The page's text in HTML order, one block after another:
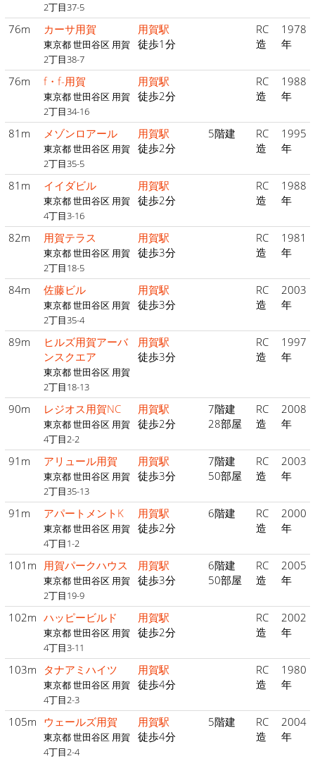
2丁目37-5
76m カーサ用賀
東京都 世田谷区 用賀
2丁目38-7
用賀駅
徒歩1分
RC
造
1978
年
76m f・f-用賀
東京都 世田谷区 用賀
2丁目34-16
用賀駅
徒歩2分
RC
造
1988
年
81m メゾンロアール
東京都 世田谷区 用賀
2丁目35-5
用賀駅
徒歩2分
5階建
RC
造
1995
年
81m イイダビル
東京都 世田谷区 用賀
4丁目3-16
用賀駅
徒歩2分
RC
造
1988
年
82m 用賀テラス
東京都 世田谷区 用賀
2丁目18-5
用賀駅
徒歩3分
RC
造
1981
年
84m 佐藤ビル
東京都 世田谷区 用賀
2丁目35-4
用賀駅
徒歩3分
RC
造
2003
年
89m
ヒルズ用賀アーバ
ンスクエア
東京都 世田谷区 用賀
2丁目18-13
用賀駅
徒歩3分
RC
造
1997
年
90m レジオス用賀NC
東京都 世田谷区 用賀
4丁目2-2
用賀駅
徒歩2分
7階建
28部屋
RC
造
2008
年
91m アリュール用賀
東京都 世田谷区 用賀
2丁目35-13
用賀駅
徒歩3分
7階建
50部屋
RC
造
2003
年
91m アパートメントK
東京都 世田谷区 用賀
4丁目1-2
用賀駅
徒歩2分
6階建
RC
造
2000
年
101m 用賀パークハウス
東京都 世田谷区 用賀
2丁目19-9
用賀駅
徒歩3分
6階建
50部屋
RC
造
2005
年
102m ハッピービルド
東京都 世田谷区 用賀
4丁目3-11
用賀駅
徒歩2分
RC
造
2002
年
103m タナアミハイツ
東京都 世田谷区 用賀
4丁目2-3
用賀駅
徒歩4分
RC
造
1980
年
105m ウェールズ用賀
東京都 世田谷区 用賀
4丁目2-4
用賀駅
徒歩4分
5階建
RC
造
2004
年